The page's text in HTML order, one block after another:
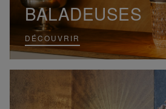
BALADEUSES
DÉCOUVRIR